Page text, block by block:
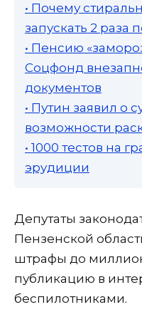
• Почему
запускать 2 раза
• Пенсию
Соцфонд
документов
• Путин заявил о
возможности
• 1000 тестов на
эрудиции
Депутаты
Пензенской
штрафы до
публикацию в
беспилотниками.